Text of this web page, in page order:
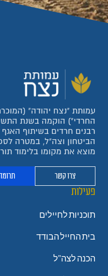
עמותת "נצח יהודה"
רבנים חרדים בשיתוף
הביטחון וצה"ל, במטרה
מוצא את מקומו בלימוד
צרו קשר
פעילות
תוכניות לחיילים
בית החייל הבודד
הכנה לצה"ל